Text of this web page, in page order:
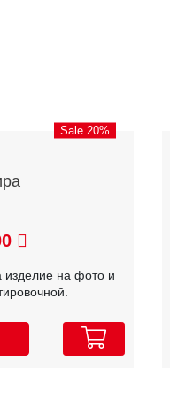
Sale 20%
изделие на фото и